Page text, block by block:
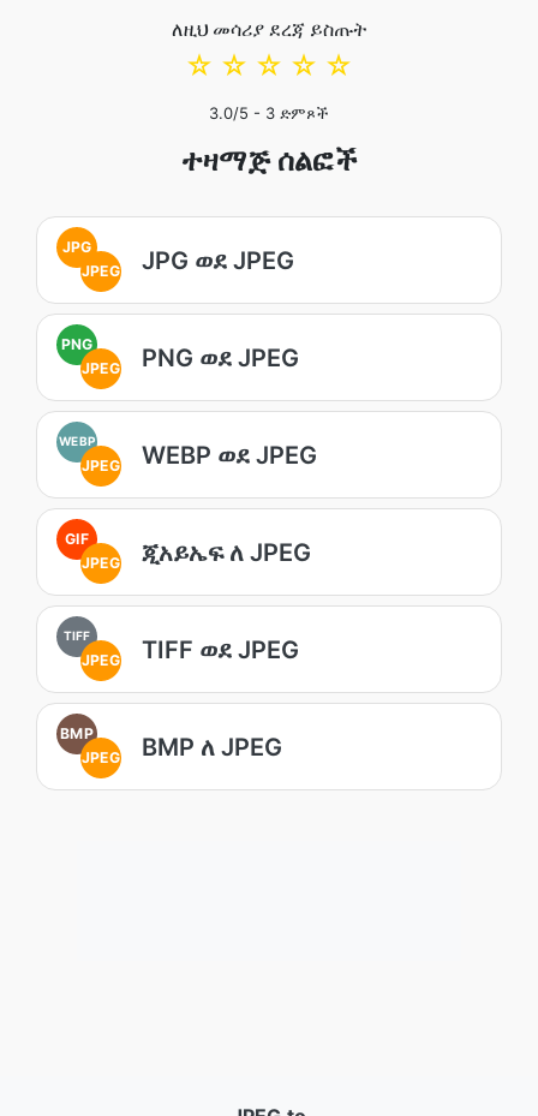
ለዚህ መሳሪያ ደረጃ ይስጡት
☆
☆
☆
☆
☆
3.0/5 - 3 ድምጾች
ተዛማጅ ሰልፎች
JPG
JPEG
JPG ወደ JPEG
PNG
JPEG
PNG ወደ JPEG
WEBP
JPEG WEBP ወደ JPEG
GIF
JPEG
ጂአይኤፍ ለ JPEG
TIFF
JPEG TIFF ወደ JPEG
BMP
JPEG
BMP ለ JPEG